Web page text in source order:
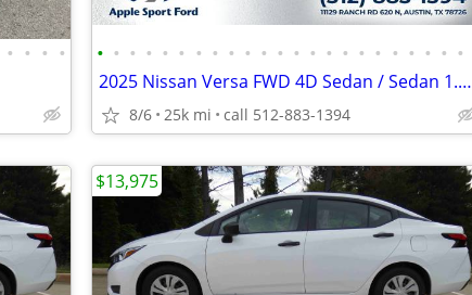
• • • • • • • • • • • • • • • • • • • • • • • • • • •
2025 Nissan Versa FWD 4D Sedan / Sedan 1.6 SV
8/6 25k mi call 512-883-1394
$13,975